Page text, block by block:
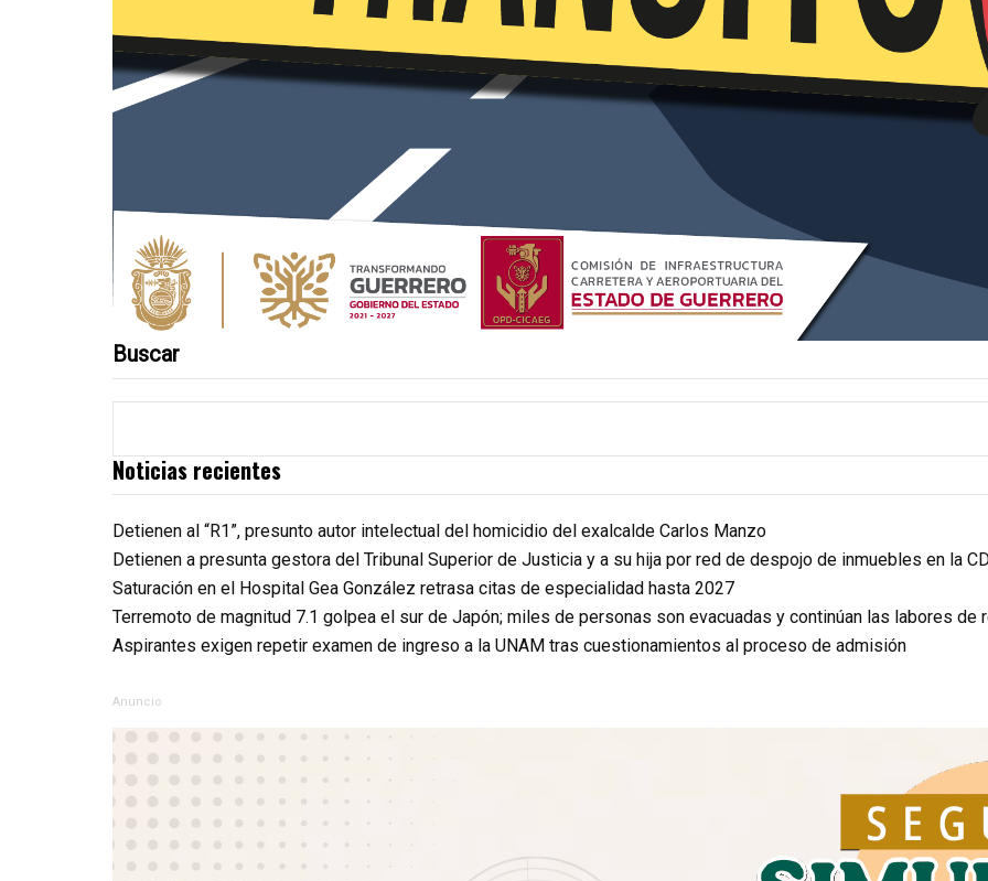
Buscar
Noticias recientes
Detienen al “R1”, presunto autor intelectual del homicidio del exalcalde Carlos Manzo
Detienen a presunta gestora del Tribunal Superior de Justicia y a su hija por red de despojo de inmuebles en la
Saturación en el Hospital Gea González retrasa citas de especialidad hasta 2027
Terremoto de magnitud 7.1 golpea el sur de Japón; miles de personas son evacuadas y continúan las labores de
Aspirantes exigen repetir examen de ingreso a la UNAM tras cuestionamientos al proceso de admisión
Anuncio